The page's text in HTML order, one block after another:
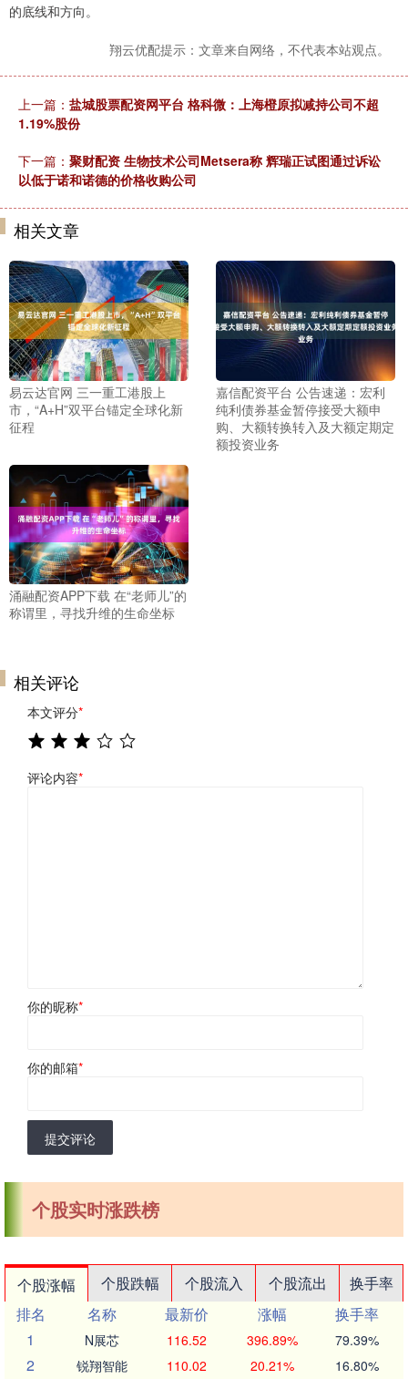
的底线和方向。
翔云优配提示：文章来自网络，不代表本站观点。
上一篇： 盐城股票配资网平台 格科微：上海橙原拟减持公司不超
1.19%股份
下一篇： 聚财配资 生物技术公司Metsera称 辉瑞正试图通过诉讼
以低于诺和诺德的价格收购公司
相关文章
易云达官网 三一重工港股上
市，“A+H”双平台锚定全球化新
征程
嘉信配资平台 公告速递：宏利
纯利债券基金暂停接受大额申
购、大额转换转入及大额定期定
额投资业务
涌融配资APP下载 在“老师儿”的
称谓里，寻找升维的生命坐标
相关评论
本文评分*
评论内容*
你的昵称*
你的邮箱*
提交评论
个股实时涨跌榜
个股涨幅 个股跌幅 个股流入 个股流出
换手率
排名
名称 最新价 涨幅
换手率
1
N展芯 116.52 396.89% 79.39%
2 锐翔智能 110.02 20.21% 16.80%